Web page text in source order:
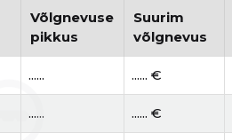
Võlgnevuse
pikkus
Suurim
võlgnevus
...... ...... €
...... ...... €